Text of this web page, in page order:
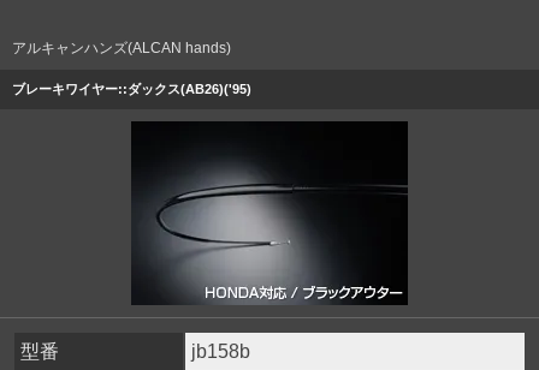
アルキャンハンズ(ALCAN hands)
ブレーキワイヤー::ダックス(AB26)('95)
型番
jb158b